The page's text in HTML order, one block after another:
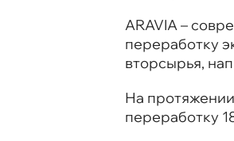
ARAVIA –
переработку
вторсырья,
На
переработку